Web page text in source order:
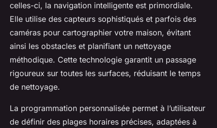
celles-ci, la navigation intelligente est primordiale.
Elle utilise des capteurs sophistiqués et parfois des
caméras pour cartographier votre maison, évitant
ainsi les obstacles et planifiant un nettoyage
méthodique. Cette technologie garantit un passage
rigoureux sur toutes les surfaces, réduisant le temps
de nettoyage.
La programmation personnalisée permet à l’utilisateur
de définir des plages horaires précises, adaptées à